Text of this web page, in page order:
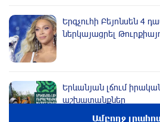
Երգչուհի Բեյոնսեն ​​4
ներկայացրել
Երևանյան լճում
աշխատանքներ
Ամբողջ